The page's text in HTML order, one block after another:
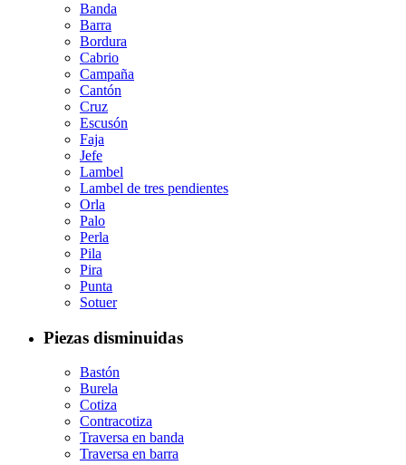
Banda
Barra
Bordura
Cabrio
Campaña
Cantón
Cruz
Escusón
Faja
Jefe
Lambel
Lambel de tres pendientes
Orla
Palo
Perla
Pila
Pira
Punta
Sotuer
Piezas disminuidas
Bastón
Burela
Cotiza
Contracotiza
Traversa en banda
Traversa en barra